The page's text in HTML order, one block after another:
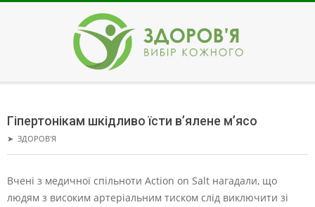
ЗДОРОВ'Я
Menu
Гіпертонікам шкідливо їсти в’ялене м’ясо
➤ ЗДОРОВ'Я
Вчені з медичної спільноти Action on Salt нагадали, що
людям з високим артеріальним тиском слід виключити зі